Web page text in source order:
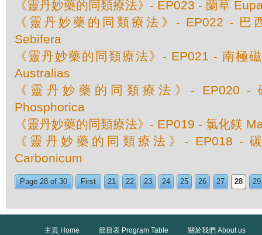
《靈丹妙藥的同類療法》- EP023 - 蘭草
《靈丹妙藥的同類療法》- EP022 - 巴
Sebifera
《靈丹妙藥的同類療法》- EP021 - 南極
Australias
《靈丹妙藥的同類療法》- EP020 -
Phosphorica
《靈丹妙藥的同類療法》- EP019 - 氯化鎂
《靈丹妙藥的同類療法》- EP018 -
Carbonicum
Page 28 of 30 First 21 22 23 24 25 26 27 28 29
主頁 Home 節目表 Program Table
關於我們 About us